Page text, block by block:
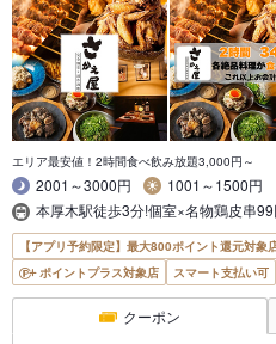
エリア最安値！2時間食べ飲み放題3,000円～
2001～3000円
1001～1500円
本厚木駅徒歩3分!個室×名物鶏皮串99
【アプリ予約限定】最大800ポイント還元対象
ポイントプラス対象店
スマート支払い可
クーポン